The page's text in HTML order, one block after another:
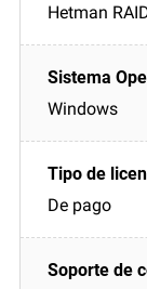
Hetman
Windows
De pago